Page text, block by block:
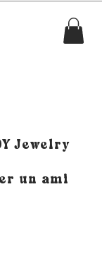
Jewelry
un ami